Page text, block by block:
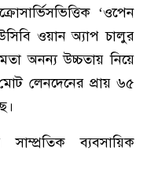
‘ওপেন
ওয়ান অ্যাপ চালুর
অনন্য উচ্চতায় নিয়ে
লেনদেনের প্রায় ৬৫
সাম্প্রতিক ব্যবসায়িক